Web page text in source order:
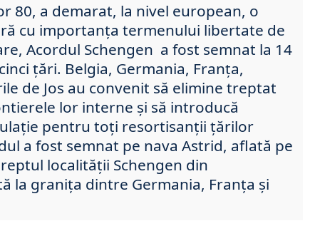
80, a demarat, la nivel european, o
cu importanţa termenului libertate de
Acordul Schengen a fost semnat la 14
țări. Belgia, Germania, Franța,
de Jos au convenit să elimine treptat
lor interne și să introducă
pentru toți resortisanții țărilor
a fost semnat pe nava Astrid, aflată pe
localității Schengen din
la granița dintre Germania, Franța și